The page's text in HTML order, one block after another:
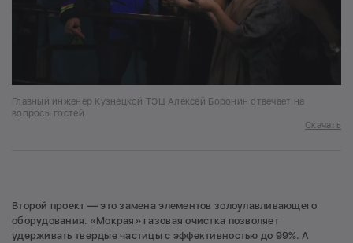
Главный инженер Кузнецкой ТЭЦ Алексей Боронин отвечает на
вопросы гостей
Скачать
Второй проект — это замена элементов золоулавливающего
оборудования. «Мокрая» газовая очистка позволяет
удерживать твердые частицы с эффективностью до 99%. А